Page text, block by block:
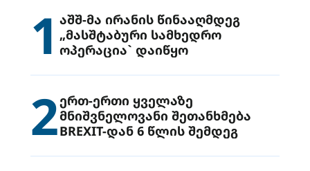
1 აშშ-მა ირანის წინააღმდეგ
„მასშტაბური სამხედრო
ოპერაცია` დაიწყო
2ერთ-ერთი ყველაზე
მნიშვნელოვანი შეთანხმება
BREXIT-დან 6 წლის შემდეგ